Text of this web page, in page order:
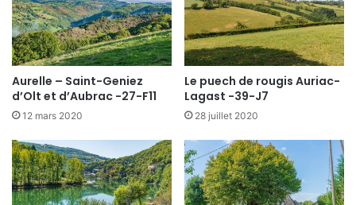
Aurelle – Saint-Geniez
d’Olt et d’Aubrac -27-F11
12 mars 2020
Le puech de rougis Auriac-
Lagast -39-J7
28 juillet 2020